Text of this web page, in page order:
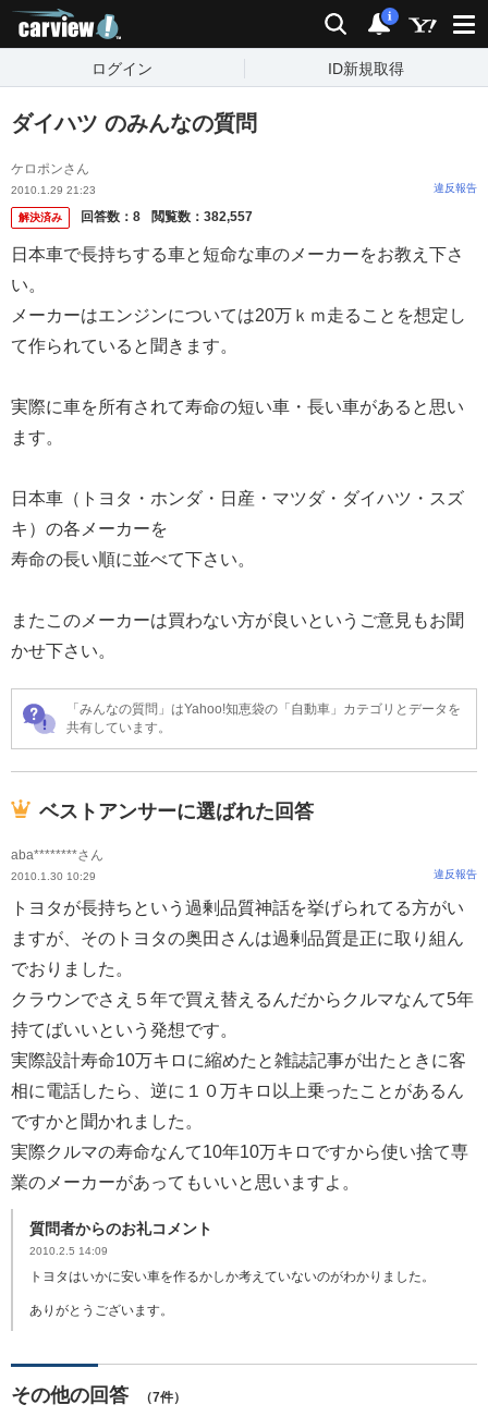
検索 通知
i
ログイン ID新規取得
ダイハツ のみんなの質問
ケロポンさん
2010.1.29 21:23 違反報告
解決済み 回答数： 8 閲覧数： 382,557
日本車で長持ちする車と短命な車のメーカーをお教え下さ
い。
メーカーはエンジンについては20万ｋｍ走ることを想定し
て作られていると聞きます。
実際に車を所有されて寿命の短い車・長い車があると思い
ます。
日本車（トヨタ・ホンダ・日産・マツダ・ダイハツ・スズ
キ）の各メーカーを
寿命の長い順に並べて下さい。
またこのメーカーは買わない方が良いというご意見もお聞
かせ下さい。
「みんなの質問」はYahoo!知恵袋の「自動車」カテゴリとデータを
共有しています。
ベストアンサーに選ばれた回答
aba********さん
2010.1.30 10:29 違反報告
トヨタが長持ちという過剰品質神話を挙げられてる方がい
ますが、そのトヨタの奥田さんは過剰品質是正に取り組ん
でおりました。
クラウンでさえ５年で買え替えるんだからクルマなんて5年
持てばいいという発想です。
実際設計寿命10万キロに縮めたと雑誌記事が出たときに客
相に電話したら、逆に１０万キロ以上乗ったことがあるん
ですかと聞かれました。
実際クルマの寿命なんて10年10万キロですから使い捨て専
業のメーカーがあってもいいと思いますよ。
質問者からのお礼コメント
2010.2.5 14:09
トヨタはいかに安い車を作るかしか考えていないのがわかりました。
ありがとうございます。
その他の回答 （7件）